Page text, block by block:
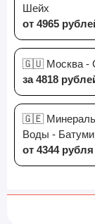
Шейх
от 4965
🇬🇺 Москва -
за 4818
🇬🇪
Воды - Батуми
от 4344 рубля